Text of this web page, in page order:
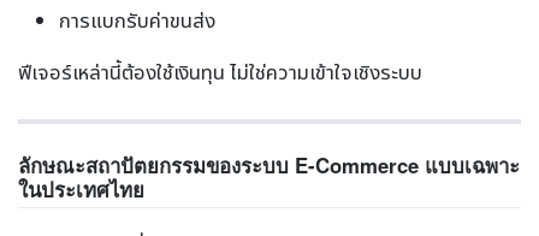
การแบกรับค่าขนส่ง
ฟีเจอร์เหล่านี้ต้องใช้เงินทุน ไม่ใช่ความเข้าใจเชิงระบบ
ลักษณะสถาปัตยกรรมของระบบ E-Commerce แบบเฉพาะ
ในประเทศไทย